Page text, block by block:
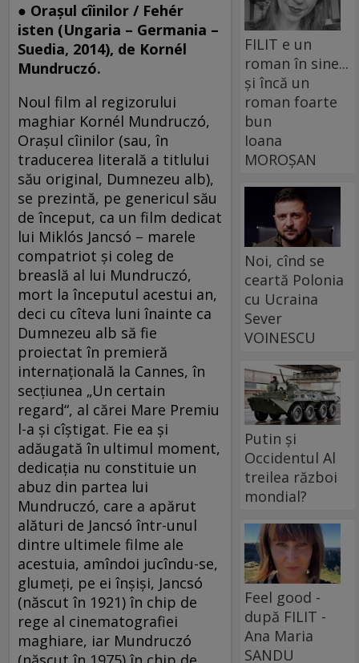
● Oraşul cîinilor / Fehér
isten (Ungaria – Germania –
Suedia, 2014), de Kornél
Mundruczó.
Noul film al regizorului
maghiar Kornél Mundruczó,
Oraşul cîinilor (sau, în
traducerea literală a titlului
său original, Dumnezeu alb),
se prezintă, pe genericul său
de început, ca un film dedicat
lui Miklós Jancsó – marele
compatriot şi coleg de
breaslă al lui Mundruczó,
mort la începutul acestui an,
deci cu cîteva luni înainte ca
Dumnezeu alb să fie
proiectat în premieră
internaţională la Cannes, în
secţiunea „Un certain
regard“, al cărei Mare Premiu
l-a şi cîştigat. Fie ea şi
adăugată în ultimul moment,
dedicaţia nu constituie un
abuz din partea lui
Mundruczó, care a apărut
alături de Jancsó într-unul
dintre ultimele filme ale
acestuia, amîndoi jucîndu-se,
glumeţi, pe ei înşişi, Jancsó
(născut în 1921) în chip de
rege al cinematografiei
maghiare, iar Mundruczó
FILIT e un
roman în sine...
și încă un
roman foarte
bun
Ioana
MOROȘAN
Noi, cînd se
ceartă Polonia
cu Ucraina
Sever
VOINESCU
Putin și
Occidentul Al
treilea război
mondial?
Feel good -
după FILIT -
Ana Maria
SANDU